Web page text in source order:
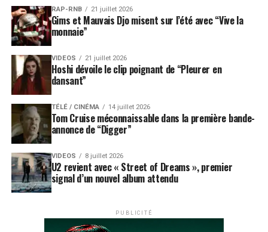
RAP-RNB 21 juillet 2026
Gims et Mauvais Djo misent sur l’été avec “Vive la
monnaie”
VIDEOS 21 juillet 2026
Hoshi dévoile le clip poignant de “Pleurer en
dansant”
TÉLÉ / CINÉMA 14 juillet 2026
Tom Cruise méconnaissable dans la première bande-
annonce de “Digger”
VIDEOS 8 juillet 2026
U2 revient avec « Street of Dreams », premier
signal d’un nouvel album attendu
PUBLICITÉ